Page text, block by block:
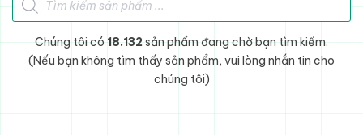
Chúng tôi có 18.132sản phẩm đang chờ bạn tìm kiếm.
(Nếu bạn không tìm thấy sản phẩm, vui lòng nhắn tin cho
chúng tôi)